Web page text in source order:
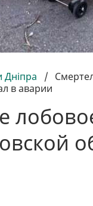
Дніпра /
в аварии